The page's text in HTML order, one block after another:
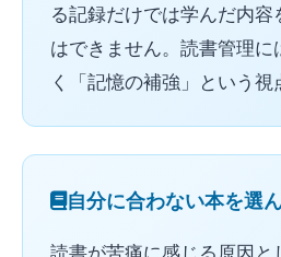
る記録だけでは学んだ内容
はできません。読書管理に
く「記憶の補強」という視
自分に合わない本を選